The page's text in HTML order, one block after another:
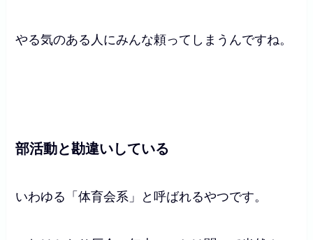
やる気のある人にみんな頼ってしまうんですね。
部活動と勘違いしている
いわゆる「体育会系」と呼ばれるやつです。